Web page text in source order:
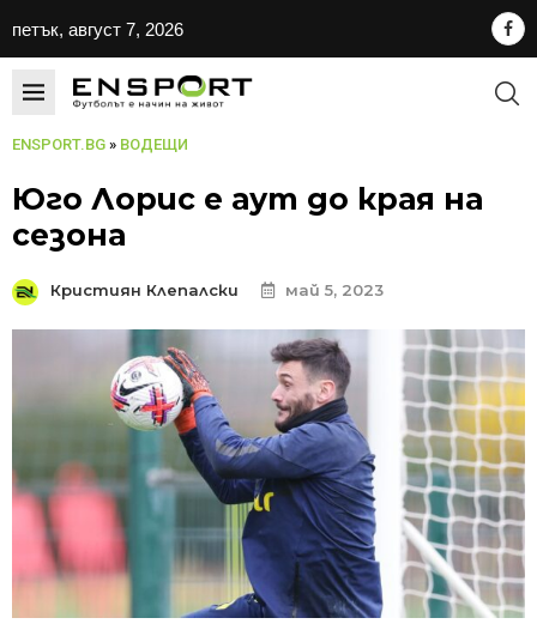
петък, август 7, 2026
ENSPORT.BG » ВОДЕЩИ
Юго Лорис е аут до края на
сезона
Кристиян Клепалски май 5, 2023